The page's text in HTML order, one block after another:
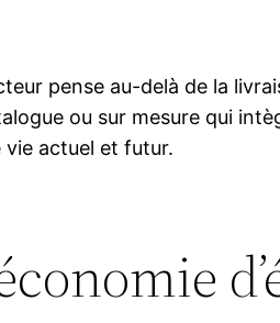
pense au-delà de la
ou sur mesure qui
vie actuel et futur.